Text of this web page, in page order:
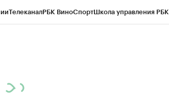
ТелеканалРБК ВиноСпортШкола управления РБК